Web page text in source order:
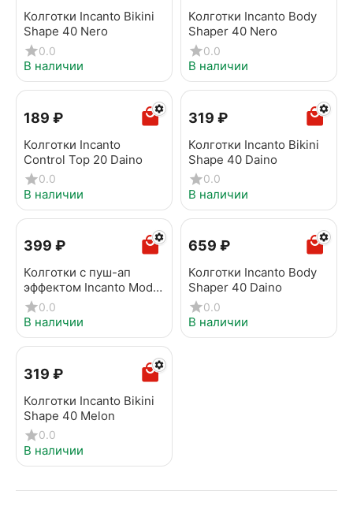
Колготки Incanto Bikini
Shape 40 Nero
0.0
В наличии
Колготки Incanto Body
Shaper 40 Nero
0.0
В наличии
‍189‍ ₽
Колготки Incanto
Control Top 20 Daino
0.0
В наличии
‍319‍ ₽
Колготки Incanto Bikini
Shape 40 Daino
0.0
В наличии
‍399‍ ₽
Колготки с пуш-ап
эффектом Incanto Model
Up 40 Daino
0.0
В наличии
‍659‍ ₽
Колготки Incanto Body
Shaper 40 Daino
0.0
В наличии
‍319‍ ₽
Колготки Incanto Bikini
Shape 40 Melon
0.0
В наличии